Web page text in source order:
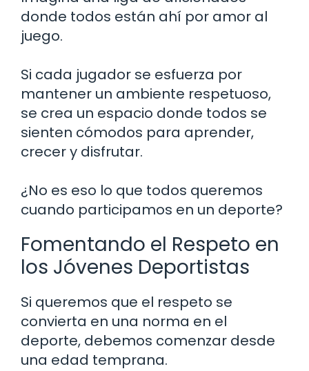
donde todos están ahí por amor al
juego.
Si cada jugador se esfuerza por
mantener un ambiente respetuoso,
se crea un espacio donde todos se
sienten cómodos para aprender,
crecer y disfrutar.
¿No es eso lo que todos queremos
cuando participamos en un deporte?
Fomentando el Respeto en
los Jóvenes Deportistas
Si queremos que el respeto se
convierta en una norma en el
deporte, debemos comenzar desde
una edad temprana.